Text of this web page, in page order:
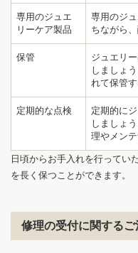
専用のジュエ
リーケア製品
専用のジ
ちながら
保管
ジュエリ
しましょ
れて保管
定期的な点検
定期的に
しましょ
理やメン
日頃からお手入れを行ってい
を長く保つことができます。
修理の受付に関するご